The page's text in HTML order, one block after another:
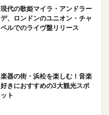
現代の歌姫マイラ・アンドラー
デ、ロンドンのユニオン・チャ
ペルでのライヴ盤リリース
楽器の街・浜松を楽しむ！音楽
好きにおすすめの3大観光スポ
ット